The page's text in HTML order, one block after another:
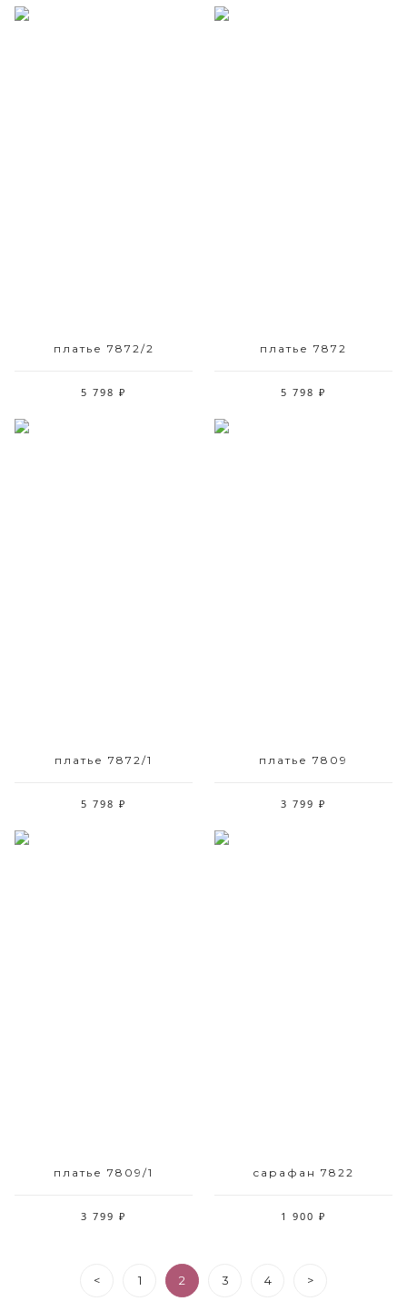
платье 7872/2
5 798 ₽
платье 7872
5 798 ₽
платье 7872/1
5 798 ₽
платье 7809
3 799 ₽
платье 7809/1
3 799 ₽
сарафан 7822
1 900 ₽
< 1 2 3 4 >